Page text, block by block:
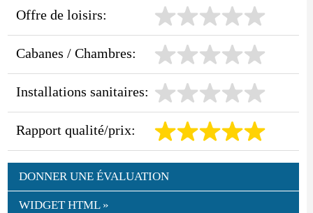
Offre de loisirs:
Cabanes / Chambres:
Installations sanitaires:
Rapport qualité/prix:
DONNER UNE ÉVALUATION
WIDGET HTML »